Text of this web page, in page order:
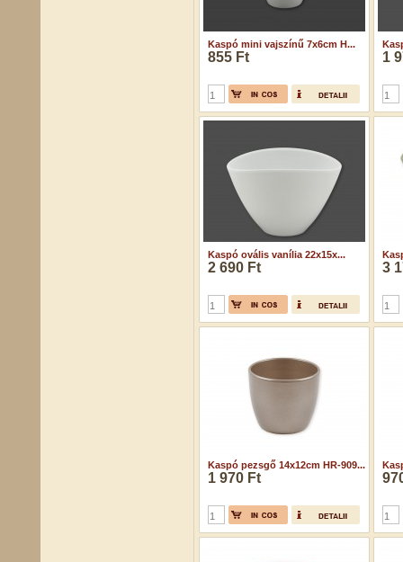
Kaspó mini vajszínű 7x6cm H...
855 Ft 1
Kaspó ovális vanília 22x15x...
2 690 Ft 3
Kaspó pezsgő 14x12cm HR-909...
1 970 Ft